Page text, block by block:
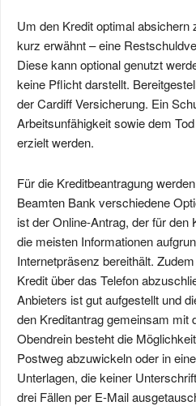
Um den Kredit optimal absichern
kurz erwähnt – eine
Diese kann optional genutzt
keine Pflicht darstellt.
der Cardiff Versicherung. Ein
Arbeitsunfähigkeit sowie dem
erzielt werden.
Für die Kreditbeantragung
Beamten Bank verschiedene
ist der Online-Antrag, der für den
die meisten Informationen
Internetpräsenz bereithält.
Kredit über das Telefon
Anbieters ist gut aufgestellt und
den Kreditantrag gemeinsam mit
Obendrein besteht die
Postweg abzuwickeln oder in
Unterlagen, die keiner
drei Fällen per E-Mail